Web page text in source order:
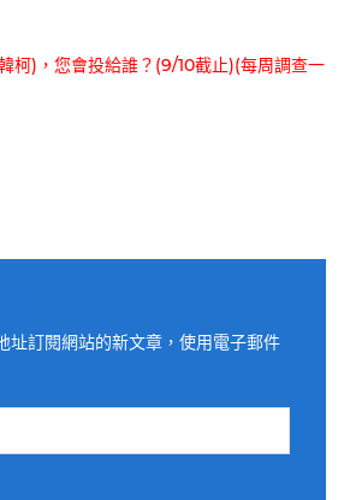
柯)，您會投給誰？(9/10截止)(每周調查一
址訂閱網站的新文章，使用電子郵件